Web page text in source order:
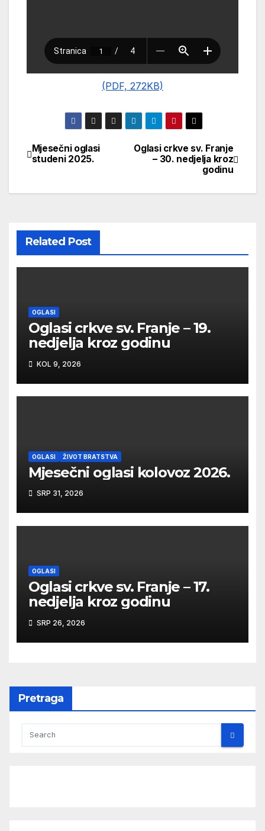
(PDF, 272KB)
Navigacija
Oglasi crkve sv. Franje
– 30. nedjelja kroz
godinu
Mjesečni oglasi
studeni 2025.
Related Post
OGLASI
Oglasi crkve sv. Franje – 19.
nedjelja kroz godinu
KOL 9, 2026
OGLASI ŽIVOT BRATSTVA
Mjesečni oglasi kolovoz 2026.
SRP 31, 2026
OGLASI
Oglasi crkve sv. Franje – 17.
nedjelja kroz godinu
SRP 26, 2026
Pretraga